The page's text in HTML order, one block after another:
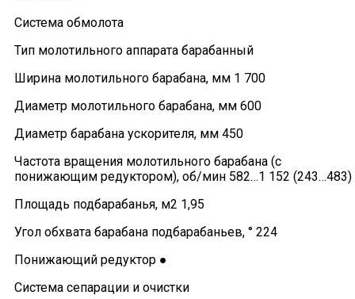
Система обмолота
Тип молотильного аппарата барабанный
Ширина молотильного барабана, мм 1 700
Диаметр молотильного барабана, мм 600
Диаметр барабана ускорителя, мм 450
Частота вращения молотильного барабана (с
понижающим редуктором), об/мин 582…1 152 (243…483)
Площадь подбарабанья, м2 1,95
Угол обхвата барабана подбарабаньев, ° 224
Понижающий редуктор ●
Система сепарации и очистки